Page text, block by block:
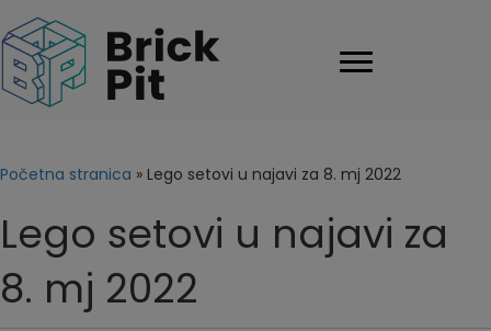
Početna stranica » Lego setovi u najavi za 8. mj 2022
Lego setovi u najavi za
8. mj 2022